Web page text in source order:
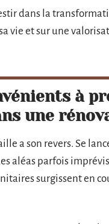
dans la
vie et sur une
à
une
a son revers. Se
aléas parfois
surgissent en